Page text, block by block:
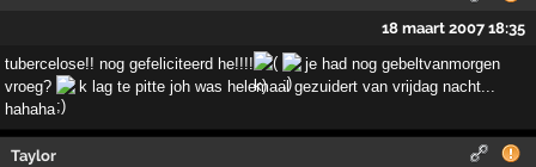
18 maart 2007 18:35
tubercelose!! nog gefeliciteerd he!!!!
je had nog gebeltvanmorgen
vroeg?
k lag te pitte joh was helemaal gezuidert van vrijdag nacht...
hahaha
Taylor